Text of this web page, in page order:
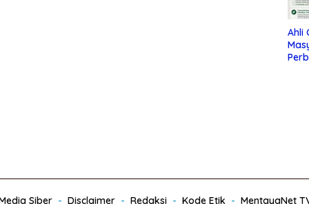
Ahli
Siber Disclaimer Redaksi Kode Etik MentayaNet